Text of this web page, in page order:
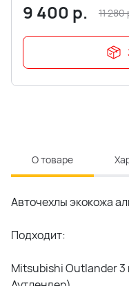
9 400 р. 11 280
О товаре
Авточехлы экокожа
Подходит:
Mitsubishi Outlander 3